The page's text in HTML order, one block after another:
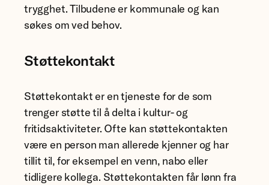
trygghet. Tilbudene er kommunale og kan
søkes om ved behov.
Støttekontakt
Støttekontakt er en tjeneste for de som
trenger støtte til å delta i kultur- og
fritidsaktiviteter. Ofte kan støttekontakten
være en person man allerede kjenner og har
tillit til, for eksempel en venn, nabo eller
tidligere kollega. Støttekontakten får lønn fra